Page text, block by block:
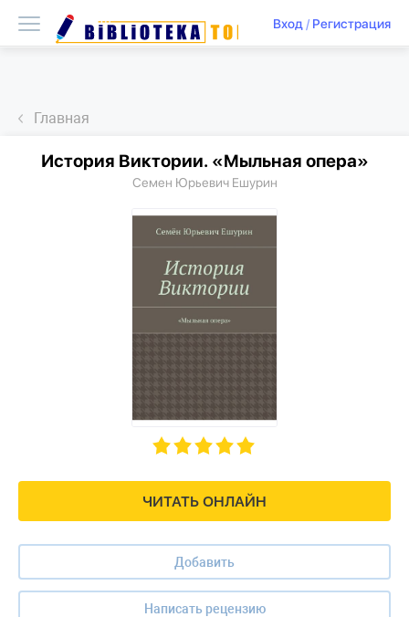
Вход/ Регистрация
Главная
ЧИТАТЬ ОНЛАЙН
Добавить
Написать рецензию
История Виктории. «Мыльная опера»
Семен Юрьевич Ешурин